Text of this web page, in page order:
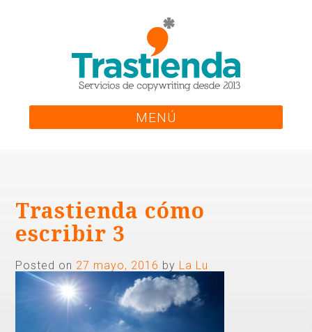
MENÚ
Trastienda cómo
escribir 3
Posted on 27 mayo, 2016 by La Lu